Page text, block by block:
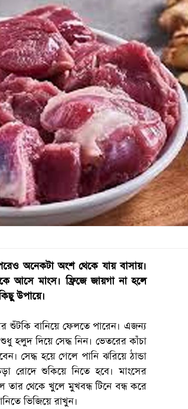
অনেকটা অংশ থেকে যায় বাসায়।
আসে মাংস। ফ্রিজে জায়গা না হলে
উপায়ে।
শুঁটকি বানিয়ে ফেলতে পারেন। এজন্য
হলুদ দিয়ে সেদ্ধ নিন। ভেতরের কাঁচা
সেদ্ধ হয়ে গেলে পানি ঝরিয়ে ঠান্ডা
রোদে শুকিয়ে নিতে হবে। মাংসের
তার থেকে খুলে মুখবন্ধ টিনে বন্ধ করে
ভিজিয়ে রাখুন।